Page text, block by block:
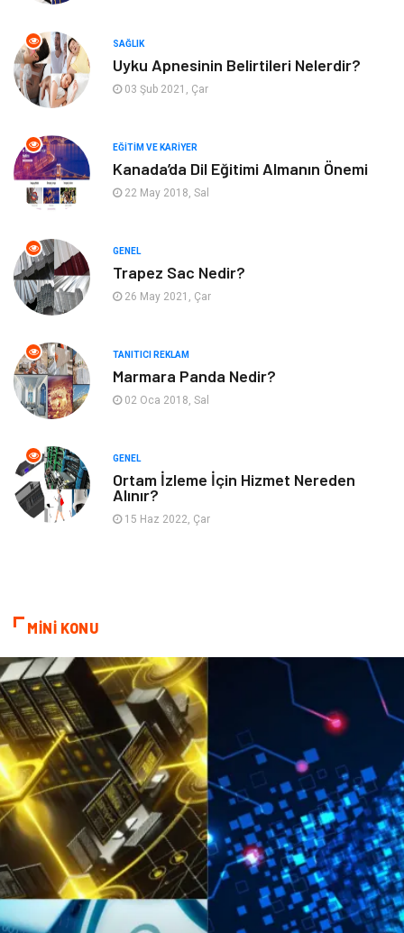
Emlak
Bilgisayar & Yazılım
Finans ve Yönetim Gayrimenkul
Anne Çocuk Müzik
Tekstil
Ev İşleri
Lojistik
Bitkisel Ürünler
Spor Malzemeleri
SAĞLIK
Uyku Apnesinin Belirtileri Nelerdir?
03 Şub 2021, Çar
EĞITIM VE KARIYER
Kanada’da Dil Eğitimi Almanın Önemi
22 May 2018, Sal
GENEL
Trapez Sac Nedir?
26 May 2021, Çar
TANITICI REKLAM
Marmara Panda Nedir?
02 Oca 2018, Sal
GENEL
Ortam İzleme İçin Hizmet Nereden
Alınır?
15 Haz 2022, Çar
MİNİ KONU